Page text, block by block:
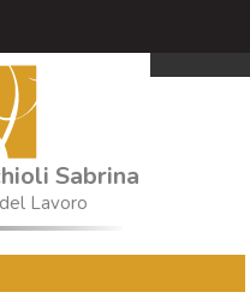
Sabrina
Lavoro